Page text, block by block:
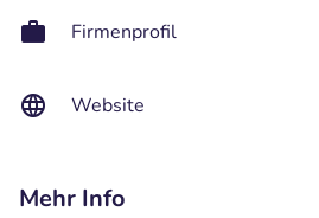
Firmenprofil
Website
Mehr Info